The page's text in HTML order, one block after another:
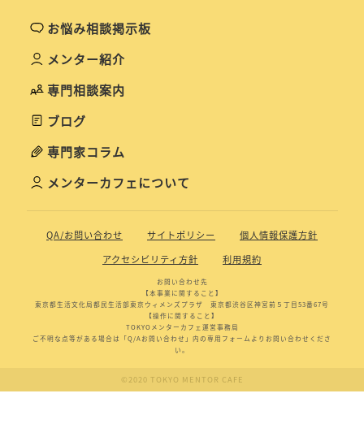
お悩み相談掲示板
メンター紹介
専門相談案内
ブログ
専門家コラム
メンターカフェについて
QA/お問い合わせ サイトポリシー
個人情報保護方針
アクセシビリティ方針
利用規約
お問い合わせ先
【本事業に関すること】
東京都生活文化局都民生活部東京ウィメンズプラザ 東京都渋谷区神宮前５丁目53番67号
【操作に関すること】
TOKYOメンターカフェ運営事務局
ご不明な点等がある場合は「Q/Aお問い合わせ」内の専用フォームよりお問い合わせくださ
い。
©2020 TOKYO MENTOR CAFE